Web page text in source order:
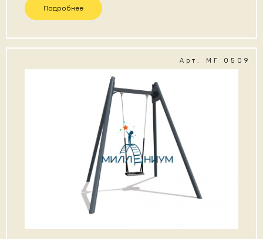
Подробнее
Арт. МГ 0509